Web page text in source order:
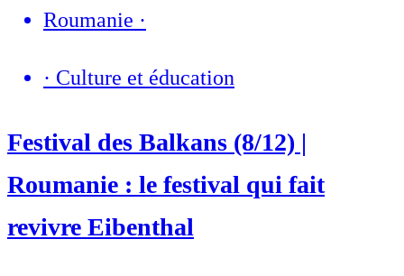
Roumanie ·
· Culture et éducation
Festival des Balkans (8/12) |
Roumanie : le festival qui fait
revivre Eibenthal